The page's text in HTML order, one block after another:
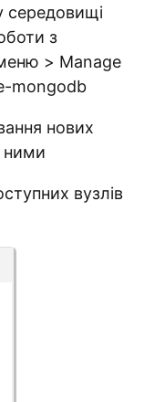
середовищі
з
> Manage
mongodb
нових
ними
вузлів